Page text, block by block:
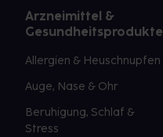
Arzneimittel &
Gesundheitsprodukte
Allergien & Heuschnupfen
Auge, Nase & Ohr
Beruhigung, Schlaf &
Stress